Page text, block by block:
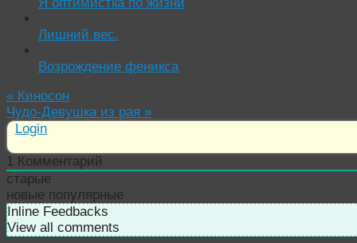
Лишний вес.
Возрождение феникса
« Киносон
Чудо-Девушка из рая »
Login
1 Комментарий
старые
новые популярные
Inline Feedbacks
View all comments